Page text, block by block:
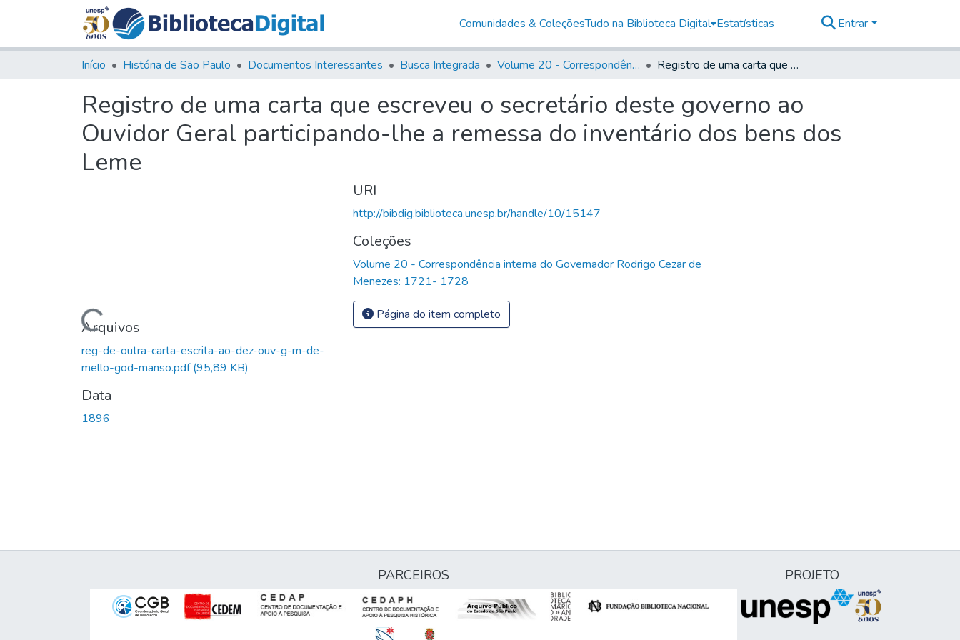
Comunidades & ColeçõesTudo na Biblioteca Digital Estatísticas Entrar
Início História de São Paulo Documentos Interessantes Busca Integrada Volume 20 - Correspondência interna do Governador Rodrigo Cezar de Menezes: 1721- 1728 Registro de uma carta que escreveu o secretário deste governo ao Ouvidor Geral participando-lhe a remessa do inventário dos bens dos Leme
Registro de uma carta que escreveu o secretário deste governo ao
Ouvidor Geral participando-lhe a remessa do inventário dos bens dos
Leme
Carregando...
Arquivos
reg-de-outra-carta-escrita-ao-dez-ouv-g-m-de-
mello-god-manso.pdf(95,89 KB)
Data
1896
URI
http://bibdig.biblioteca.unesp.br/handle/10/15147
Coleções
Volume 20 - Correspondência interna do Governador Rodrigo Cezar de
Menezes: 1721- 1728
Página do item completo
PARCEIROS PROJETO